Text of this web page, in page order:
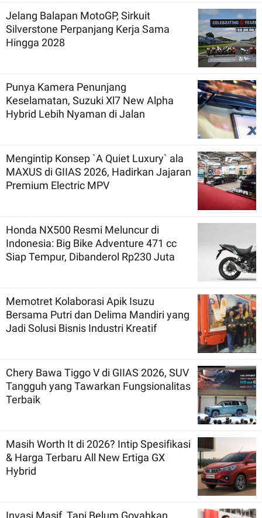
Jelang Balapan MotoGP, Sirkuit
Silverstone Perpanjang Kerja Sama
Hingga 2028
Punya Kamera Penunjang
Keselamatan, Suzuki Xl7 New Alpha
Hybrid Lebih Nyaman di Jalan
Mengintip Konsep `A Quiet Luxury` ala
MAXUS di GIIAS 2026, Hadirkan Jajaran
Premium Electric MPV
Honda NX500 Resmi Meluncur di
Indonesia: Big Bike Adventure 471 cc
Siap Tempur, Dibanderol Rp230 Juta
Memotret Kolaborasi Apik Isuzu
Bersama Putri dan Delima Mandiri yang
Jadi Solusi Bisnis Industri Kreatif
Chery Bawa Tiggo V di GIIAS 2026, SUV
Tangguh yang Tawarkan Fungsionalitas
Terbaik
Masih Worth It di 2026? Intip Spesifikasi
& Harga Terbaru All New Ertiga GX
Hybrid
Invasi Masif, Tapi Belum Goyahkan